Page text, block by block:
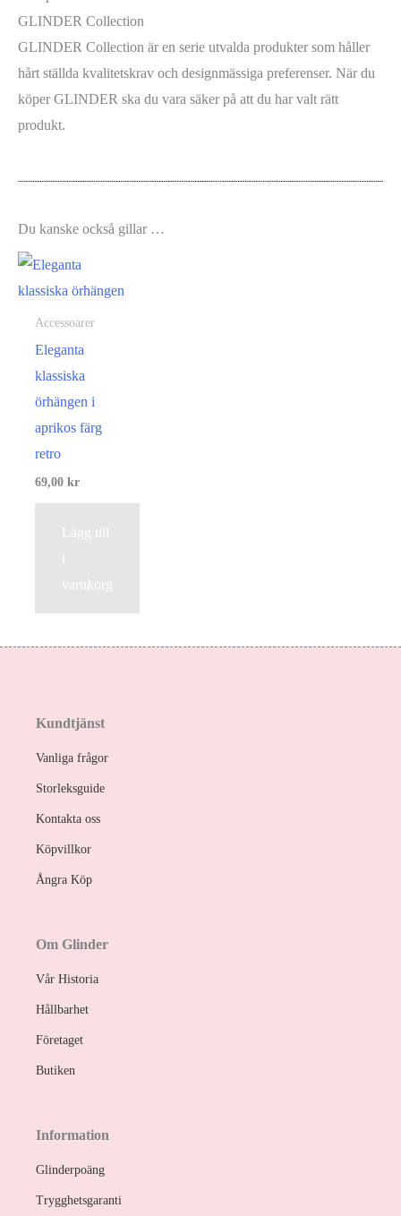
GLINDER Collection
GLINDER Collection är en serie utvalda produkter som håller
hårt ställda kvalitetskrav och designmässiga preferenser. När du
köper GLINDER ska du vara säker på att du har valt rätt
produkt.
Du kanske också gillar …
Accessoarer
Eleganta
klassiska
örhängen i
aprikos färg
retro
69,00kr
Lägg till
varukorg
Kundtjänst
Vanliga frågor
Storleksguide
Kontakta oss
Köpvillkor
Ångra Köp
Om Glinder
Vår Historia
Hållbarhet
Företaget
Butiken
Information
Glinderpoäng
Trygghetsgaranti